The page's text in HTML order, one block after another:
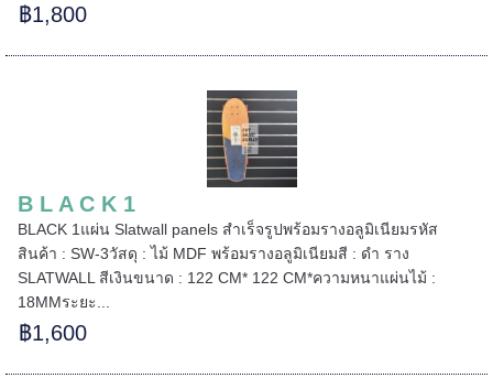
฿1,800
B L A C K 1
BLACK 1แผ่น Slatwall panels สำเร็จรูปพร้อมรางอลูมิเนียมรหัส
สินค้า : SW-3วัสดุ : ไม้ MDF พร้อมรางอลูมิเนียมสี : ดำ ราง
SLATWALL สีเงินขนาด : 122 CM* 122 CM*ความหนาแผ่นไม้ :
18MMระยะ...
฿1,600